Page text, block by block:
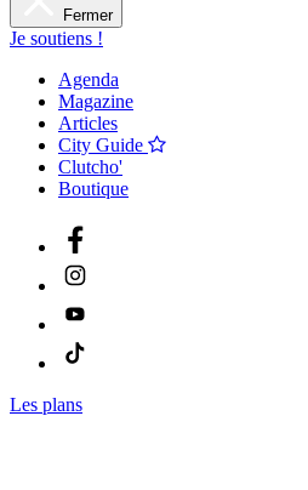
Fermer
Je soutiens !
Agenda
Magazine
Articles
City Guide
Clutcho'
Boutique
Les plans